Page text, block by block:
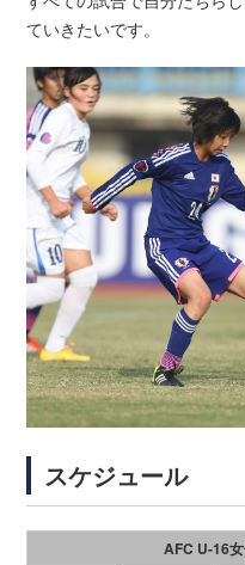
ていきたいです。
スケジュール
AFC U-16